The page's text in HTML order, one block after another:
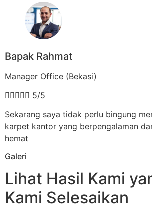
Bapak Rahmat
Manager Office (Bekasi)
 5/5
Sekarang saya tidak perlu bingung
karpet kantor yang berpengalaman
hemat
Galeri
Lihat Hasil Kami
Kami Selesaikan